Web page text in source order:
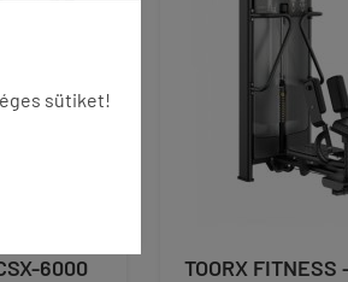
sütiket!
6000
TOORX